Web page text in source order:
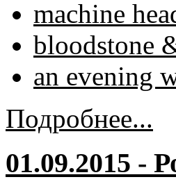
machine
bloodstone
an evening
Подробнее...
01.09.2015 -